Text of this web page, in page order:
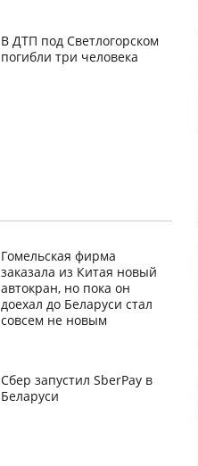
В ДТП под Светлогорском
погибли три человека
Гомельская фирма
заказала из Китая новый
автокран, но пока он
доехал до Беларуси стал
совсем не новым
Сбер запустил SberPay в
Беларуси